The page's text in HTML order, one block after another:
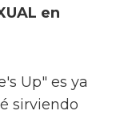
en
Up" es ya
sirviendo